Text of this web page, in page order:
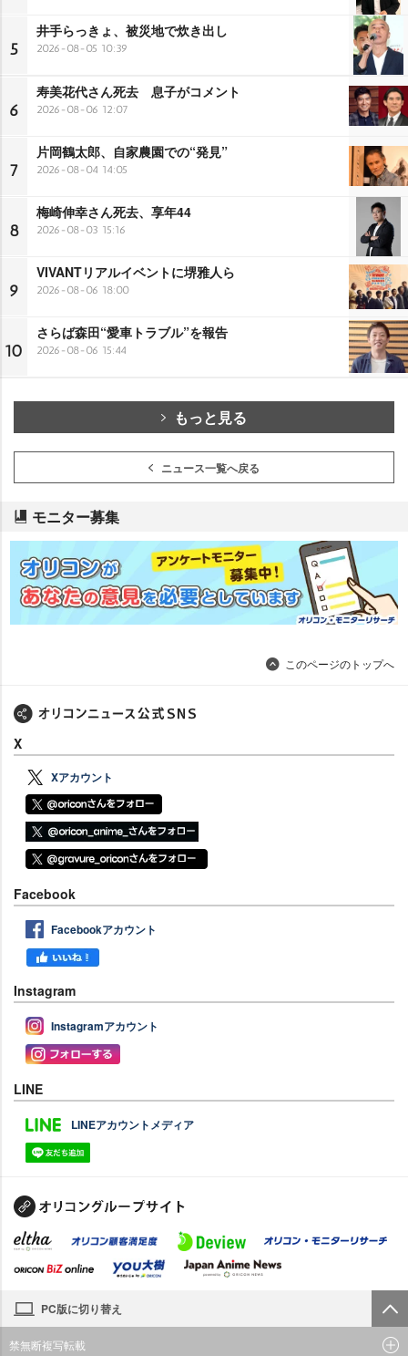
5
井手らっきょ、被災地で炊き出し
2026-08-05 10:39
6
寿美花代さん死去 息子がコメント
2026-08-06 12:07
7
片岡鶴太郎、自家農園での“発見”
2026-08-04 14:05
8
梅崎伸幸さん死去、享年44
2026-08-03 15:16
9
VIVANTリアルイベントに堺雅人ら
2026-08-06 18:00
10
さらば森田“愛車トラブル”を報告
2026-08-06 15:44
もっと見る
ニュース一覧へ戻る
モニター募集
このページのトップへ
X
Xアカウント
Facebook
Facebookアカウント
Instagram
Instagramアカウント
LINE
LINEアカウントメディア
PC版に切り替え
禁無断複写転載